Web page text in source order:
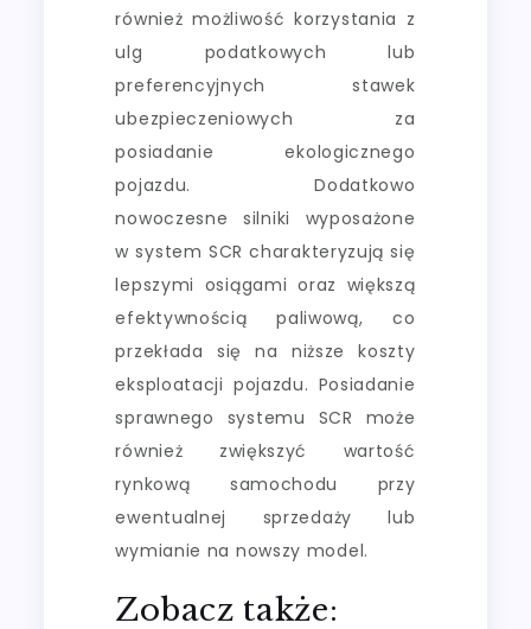
również możliwość korzystania z
ulg podatkowych lub
preferencyjnych stawek
ubezpieczeniowych za
posiadanie ekologicznego
pojazdu. Dodatkowo
nowoczesne silniki wyposażone
w system SCR charakteryzują się
lepszymi osiągami oraz większą
efektywnością paliwową, co
przekłada się na niższe koszty
eksploatacji pojazdu. Posiadanie
sprawnego systemu SCR może
również zwiększyć wartość
rynkową samochodu przy
ewentualnej sprzedaży lub
wymianie na nowszy model.
Zobacz także: